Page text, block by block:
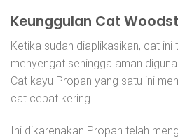
Keunggulan Cat
Ketika sudah diaplikasikan, cat ini
menyengat sehingga aman
Cat kayu Propan yang satu ini
cat cepat kering.
Ini dikarenakan Propan telah